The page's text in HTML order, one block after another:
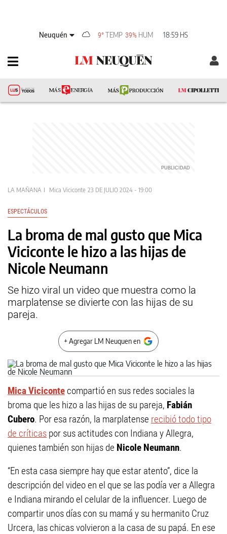
Neuquén 9°TEMP 39% HUM 18:59 HS
LA MAÑANA Mica Viciconte 23 DE JULIO 2024 - 19:00
ESPECTÁCULOS
La broma de mal gusto que Mica
Viciconte le hizo a las hijas de
Nicole Neumann
Se hizo viral un video que muestra como la
marplatense se divierte con las hijas de su
pareja.
+ Agregar LM Neuquen en
Mica Viciconte compartió en sus redes sociales la
broma que les hizo a las hijas de su pareja, Fabián
Cubero. Por esa razón, la marplatense recibió todo tipo
de críticas por sus actitudes con Indiana y Allegra,
quienes también son hijas de Nicole Neumann.
“En esta casa siempre hay que estar atento”, dice la
descripción del video en el que se las podía ver a Allegra
e Indiana mirando el celular de la influencer. Luego de
compartir unos días con su mamá y su hermanito Cruz
Urcera, las chicas volvieron a la casa de su papá. En ese